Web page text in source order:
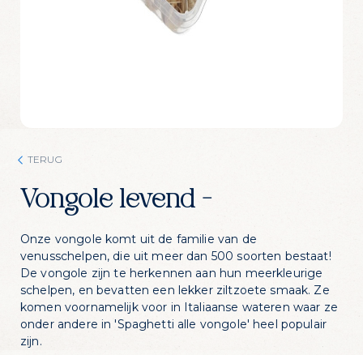
TERUG
Vongole levend -
Onze vongole komt uit de familie van de
venusschelpen, die uit meer dan 500 soorten bestaat!
De vongole zijn te herkennen aan hun meerkleurige
schelpen, en bevatten een lekker ziltzoete smaak. Ze
komen voornamelijk voor in Italiaanse wateren waar ze
onder andere in 'Spaghetti alle vongole' heel populair
zijn.